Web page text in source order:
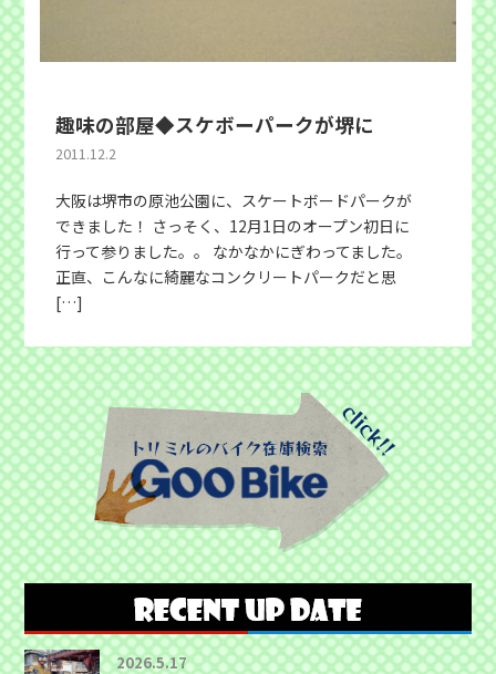
趣味の部屋◆スケボーパークが堺に
2011.12.2
大阪は堺市の原池公園に、スケートボードパークが
できました！ さっそく、12月1日のオープン初日に
行って参りました。。 なかなかにぎわってました。
正直、こんなに綺麗なコンクリートパークだと思
[…]
2026.5.17